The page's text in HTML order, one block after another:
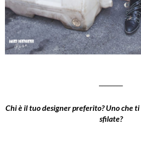
Chi è il tuo designer preferito? Uno che
sfilate?